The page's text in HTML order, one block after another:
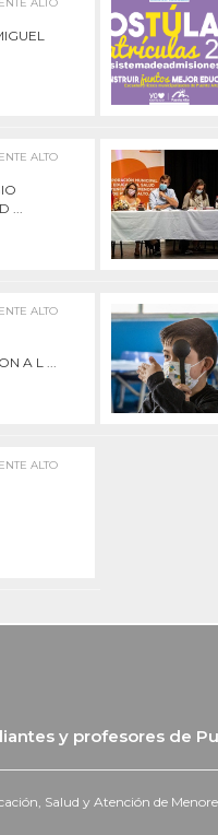
ALTO
...
ALTO
A L ...
ALTO
y profesores de
Salud y Atención de